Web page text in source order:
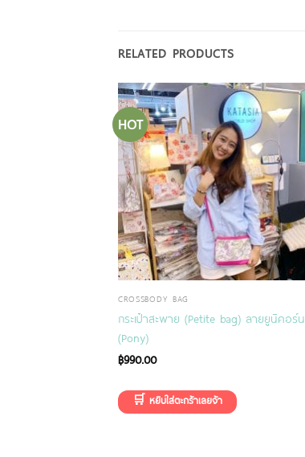
RELATED PRODUCTS
HOT
CROSSBODY BAG
กระเป๋าสะพาย (Petite bag) ลายยูนิคอร์น
(Pony)
฿990.00